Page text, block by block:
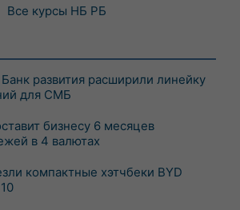
Все курсы НБ РБ
развития расширили линейку
для СМБ
бизнесу 6 месяцев
в 4 валютах
компактные хэтчбеки BYD